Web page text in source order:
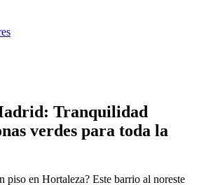
Tranquilidad
verdes para toda la
piso en Hortaleza? Este barrio al noreste